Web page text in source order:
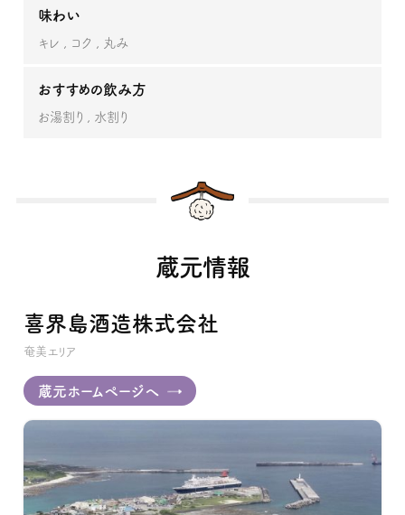
味わい
キレ コク 丸み
おすすめの飲み方
お湯割り 水割り
蔵元情報
喜界島酒造株式会社
奄美エリア
蔵元ホームページへ